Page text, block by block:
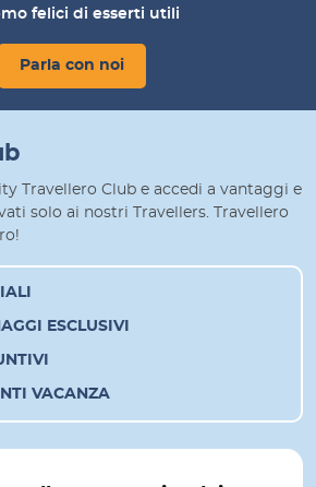
felici di esserti utili
Parla con noi
Travellero Club e accedi a vantaggi e
solo ai nostri Travellers. Travellero
ESCLUSIVI
VACANZA